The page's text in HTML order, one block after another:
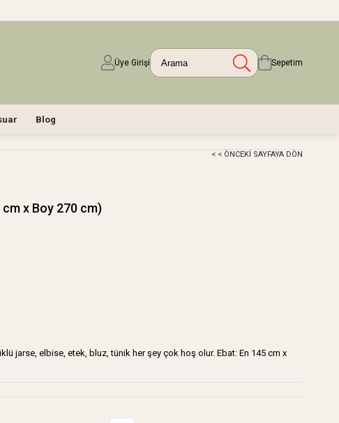
Üye Girişi Sepetim
Blog
< < ÖNCEKI SAYFAYA DÖN
x Boy 270 cm)
jarse, elbise, etek, bluz, tünik her şey çok hoş olur. Ebat: En 145 cm x